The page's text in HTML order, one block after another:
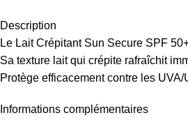
Description
Le Lait Crépitant Sun Secure SPF
Sa texture lait qui crépite rafraîchit
Protège efficacement contre les
Informations complémentaires